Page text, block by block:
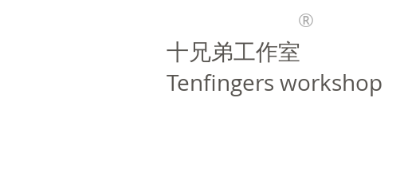
®
​十兄弟工作室
Tenfingers workshop